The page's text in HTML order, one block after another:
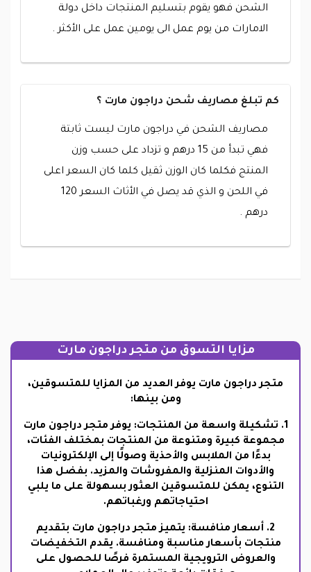
الشحن فهو يقوم بتسليم المنتجات داخل دولة
الامارات من يوم عمل الى يومين عمل على الأكثر .
كم تبلغ مصاريف شحن دراجون مارت ؟
مصاريف الشحن في دراجون مارت ليست ثابتة
فهي تبدأ من 15 درهم و تزداد على حسب وزن
المنتج فكلما كان الوزن ثقيل كلما كان السعر اعلى
في اللحن و الذي قد يصل في الأثاث السعر 120
درهم .
مزايا التسوق من متجر دراجون مارت
متجر دراجون مارت يوفر العديد من المزايا للمتسوقين،
ومن بينها:
1. تشكيلة واسعة من المنتجات: يوفر متجر دراجون مارت
مجموعة كبيرة ومتنوعة من المنتجات بمختلف الفئات،
بدءًا من الملابس والأحذية وصولًا إلى الإلكترونيات
والأدوات المنزلية والمفروشات والمزيد. بفضل هذا
التنوع، يمكن للمتسوقين العثور بسهولة على ما يلبي
احتياجاتهم ورغباتهم.
2. أسعار منافسة: يتميز متجر دراجون مارت بتقديم
منتجات بأسعار مناسبة ومنافسة. يقدم التخفيضات
والعروض الترويجية المستمرة فرصًا للحصول على